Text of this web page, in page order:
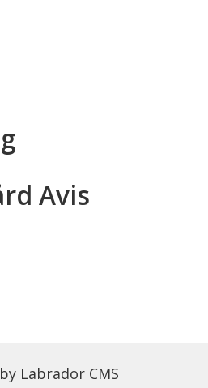
Avis
Labrador CMS